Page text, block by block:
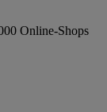
Online-Shops